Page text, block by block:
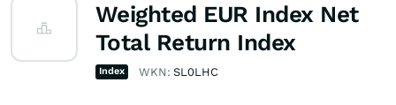
Weighted EUR Index Net
Total Return Index
Index WKN:SL0LHC